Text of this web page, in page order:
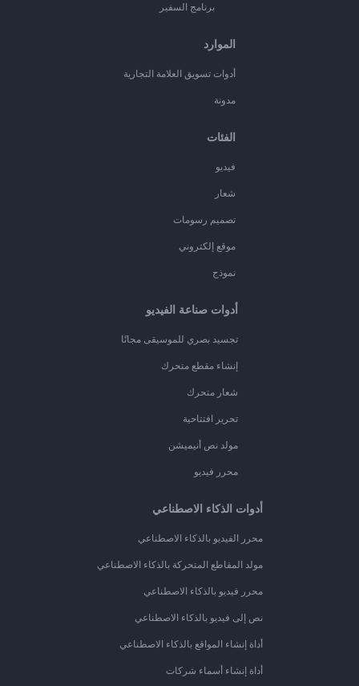
برنامج السفير
الموارد
أدوات تسويق العلامة التجارية
مدونة
الفئات
فيديو
شعار
تصميم رسومات
موقع إلكتروني
نموذج
أدوات صناعة الفيديو
تجسيد بصري للموسيقى مجانًا
إنشاء مقطع متحرك
شعار متحرك
تحرير افتتاحية
مولد نص أنيميشن
محرر فيديو
أدوات الذكاء الاصطناعي
محرر الفيديو بالذكاء الاصطناعي
مولد المقاطع المتحركة بالذكاء الاصطناعي
محرر فيديو بالذكاء الاصطناعي
نص إلى فيديو بالذكاء الاصطناعي
أداة إنشاء المواقع بالذكاء الاصطناعي
أداة إنشاء أسماء شركات